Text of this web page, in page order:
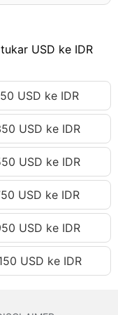
IDR
IDR
IDR
IDR
IDR
IDR
IDR
IDR
IDR
IDR
USD ke IDR
USD ke IDR
USD ke IDR
USD ke IDR
USD ke IDR
USD ke IDR
USD ke IDR